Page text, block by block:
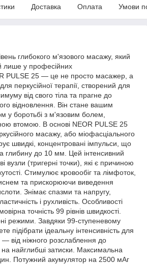
Доставка Оплата Умови
глибокого м'язового масажу, який
лише у професійних
PULSE 25 — це не просто масажер, а
перкусійної терапії, створений для
від свого тіла та прагне до
відновлення. Він стане вашим
у боротьбі з м'язовим болем,
втомою. В основі NEOR PULSE 25
масажу, або міофасціального
швидкі, концентровані імпульси, що
глибину до 10 мм. Цей інтенсивний
вузли (тригерні точки), які є причиною
Стимулює кровообіг та лімфоток,
та прискорюючи виведення
Знімає спазми та напругу,
і рухливість. Особливості
точність 99 рівнів швидкості.
режими. Завдяки 99-ступеневому
підібрати ідеальну інтенсивність для
— від ніжного розслаблення до
найглибші затиски. Максимальна
Потужний акумулятор на 2500 мАг